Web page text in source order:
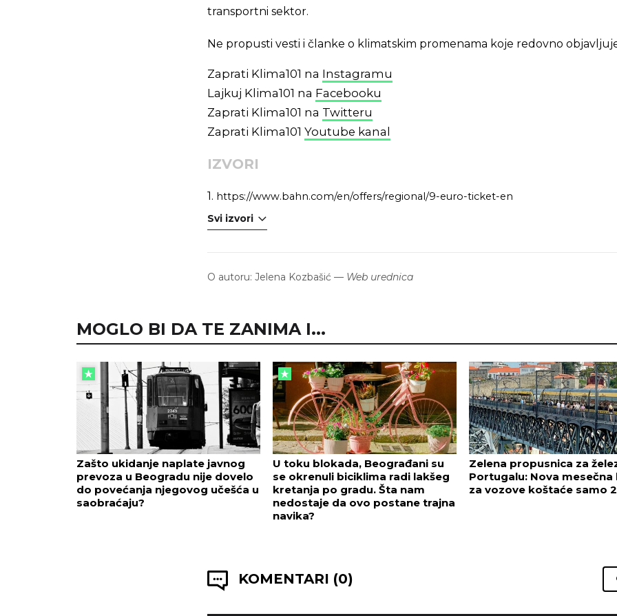
transportni sektor.
Ne propusti vesti i članke o klimatskim promenama koje redovno
Zaprati Klima101 na Instagramu
Lajkuj Klima101 na Facebooku
Zaprati Klima101 na Twitteru
Zaprati Klima101 Youtube kanal
IZVORI
1. https://www.bahn.com/en/offers/regional/9-euro-ticket-en
Svi izvori
O autoru: Jelena Kozbašić — Web urednica
MOGLO BI DA TE ZANIMA I...
Zašto ukidanje naplate javnog
prevoza u Beogradu nije dovelo
do povećanja njegovog učešća u
saobraćaju?
U toku blokada, Beograđani su
se okrenuli biciklima radi lakšeg
kretanja po gradu. Šta nam
nedostaje da ovo postane trajna
navika?
Zelena propusnica za
Portugalu: Nova
za vozove koštaće samo
KOMENTARI (0)